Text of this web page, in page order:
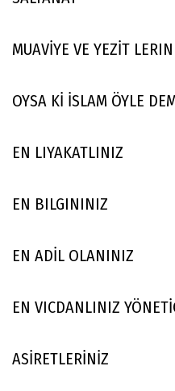
MUAVİYE VE YEZİT
OYSA Kİ İSLAM ÖYLE
EN LIYAKATLINIZ
EN BILGININIZ
EN ADİL OLANINIZ
EN VICDANLINIZ
ASİRETLERİNİZ